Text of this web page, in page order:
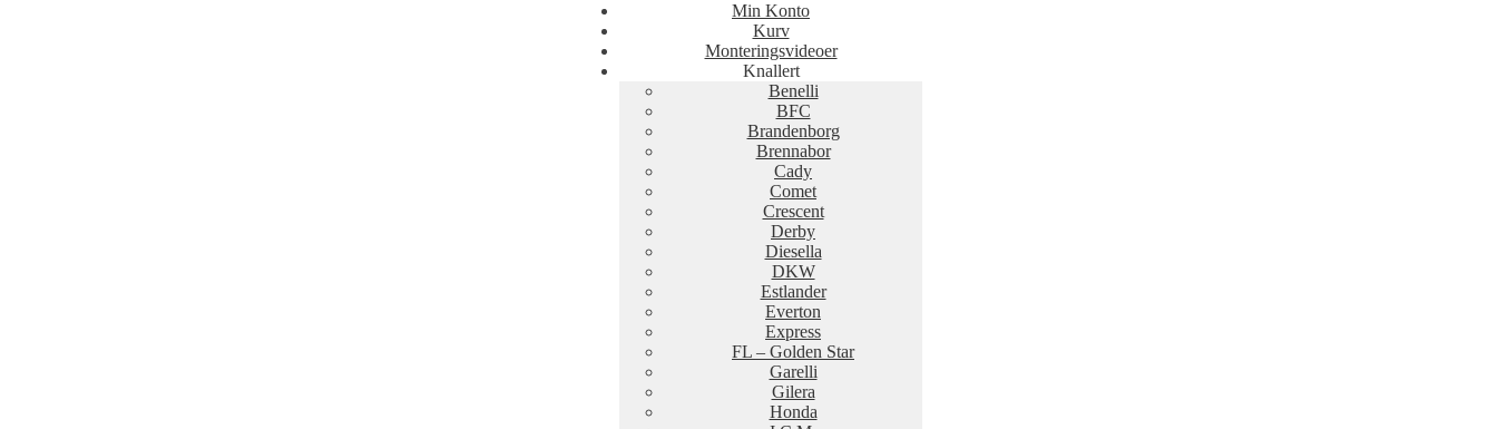
Min Konto
Kurv
Monteringsvideoer
Knallert
Benelli
BFC
Brandenborg
Brennabor
Cady
Comet
Crescent
Derby
Diesella
DKW
Estlander
Everton
Express
FL – Golden Star
Garelli
Gilera
Honda